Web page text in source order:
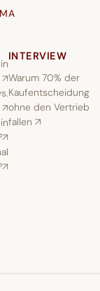
↗︎
↗︎
INTERVIEW
Warum 70% der
Kaufentscheidung
ohne den Vertrieb
fallen ↗︎